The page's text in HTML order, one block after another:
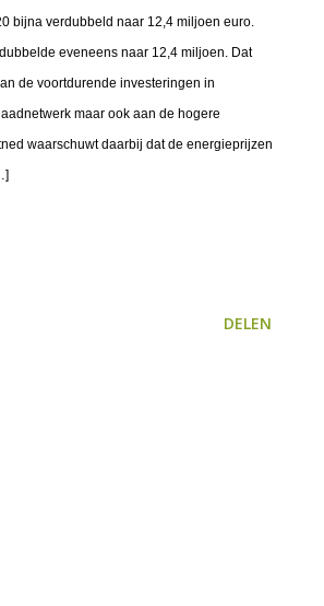
bijna verdubbeld naar 12,4 miljoen euro.
eveneens naar 12,4 miljoen. Dat
de voortdurende investeringen in
maar ook aan de hogere
waarschuwt daarbij dat de energieprijzen
DELEN